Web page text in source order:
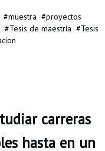
muestra
proyectos
Tesis de maestría
Tesis
carreras
hasta en un